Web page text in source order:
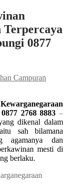
Terpercaya
0877
Campuran
2768 8883 –
dikenal dalam
sah bilamana
agamanya dan
mesti di
berlaku.